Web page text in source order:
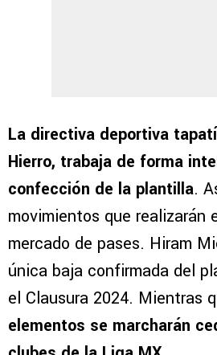
La directiva deportiva
Hierro, trabaja de forma
confección de la plantilla.
movimientos que realizarán
mercado de pases. Hiram
única baja confirmada del
el Clausura 2024. Mientras
elementos se marcharán